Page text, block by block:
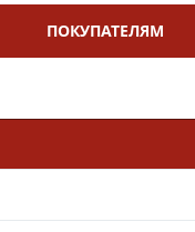
ПОКУПАТЕЛЯМ